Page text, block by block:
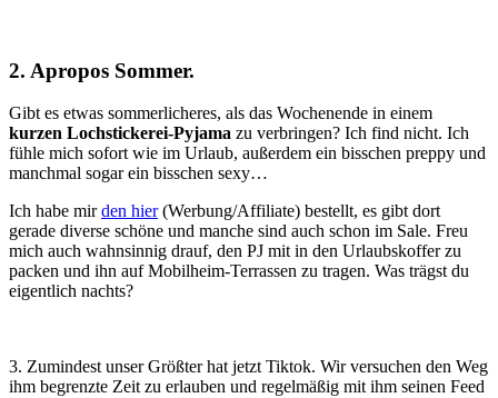
2. Apropos Sommer.
Gibt es etwas sommerlicheres, als das Wochenende in einem
kurzen Lochstickerei-Pyjama zu verbringen? Ich find nicht. Ich
fühle mich sofort wie im Urlaub, außerdem ein bisschen preppy und
manchmal sogar ein bisschen sexy…
Ich habe mirden hier(Werbung/Affiliate) bestellt, es gibt dort
gerade diverse schöne und manche sind auch schon im Sale. Freu
mich auch wahnsinnig drauf, den PJ mit in den Urlaubskoffer zu
packen und ihn auf Mobilheim-Terrassen zu tragen. Was trägst du
eigentlich nachts?
3. Zumindest unser Größter hat jetzt Tiktok. Wir versuchen den Weg
ihm begrenzte Zeit zu erlauben und regelmäßig mit ihm seinen Feed